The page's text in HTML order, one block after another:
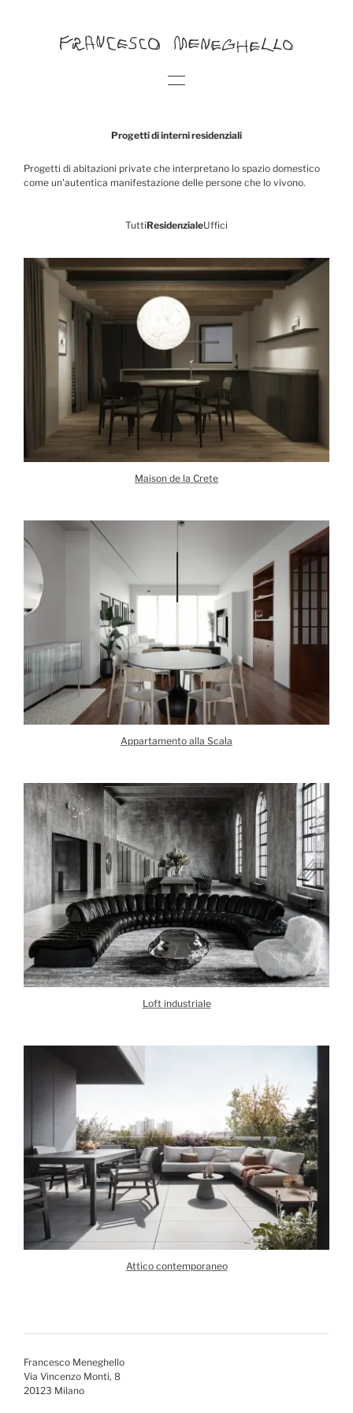
Progetti di interni residenziali
Progetti di abitazioni private che interpretano lo spazio domestico
come un'autentica manifestazione delle persone che lo vivono.
TuttiResidenzialeUffici
Maison de la Crete
Appartamento alla Scala
Loft industriale
Attico contemporaneo
Francesco Meneghello
Via Vincenzo Monti, 8
20123 Milano